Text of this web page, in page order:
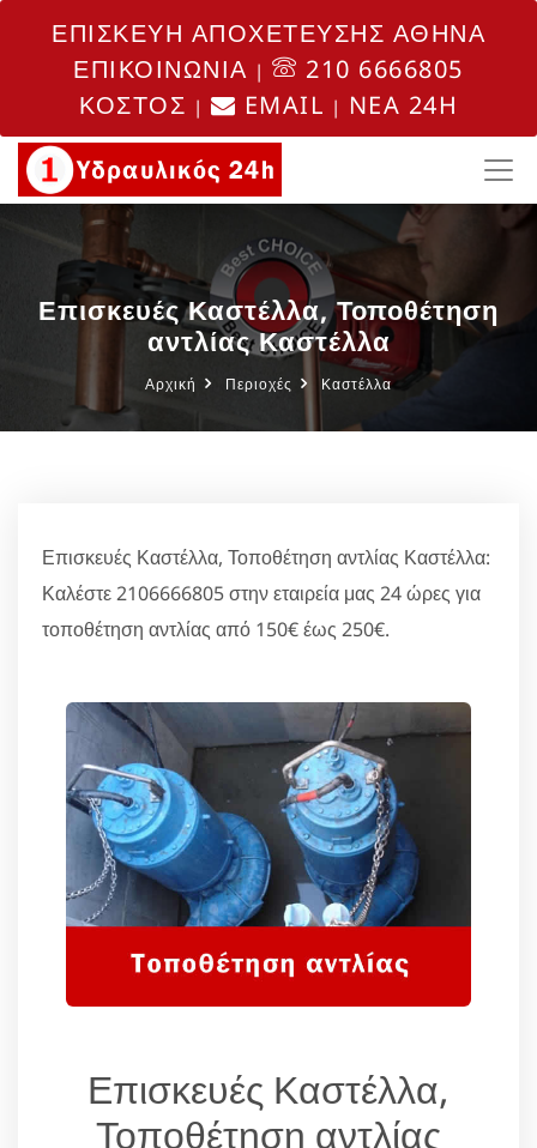
ΕΠΙΣΚΕΥΗ ΑΠΟΧΕΤΕΥΣΗΣ ΑΘΗΝΑ
ΕΠΙΚΟΙΝΩΝΙΑ |
210 6666805
ΚΟΣΤΟΣ | EMAIL | NEA 24H
Επισκευές Καστέλλα, Τοποθέτηση
αντλίας Καστέλλα
Αρχική Περιοχές Καστέλλα
Επισκευές Καστέλλα, Τοποθέτηση αντλίας Καστέλλα:
Καλέστε 2106666805 στην εταιρεία μας 24 ώρες για
τοποθέτηση αντλίας από 150€ έως 250€.
Επισκευές Καστέλλα,
Τοποθέτηση αντλίας